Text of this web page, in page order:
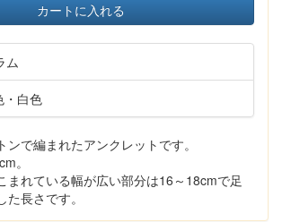
カートに入れる
ム
・白色
ンで編まれたアンクレットです。
。
まれている幅が広い部分は16～18cmで足
長さです。